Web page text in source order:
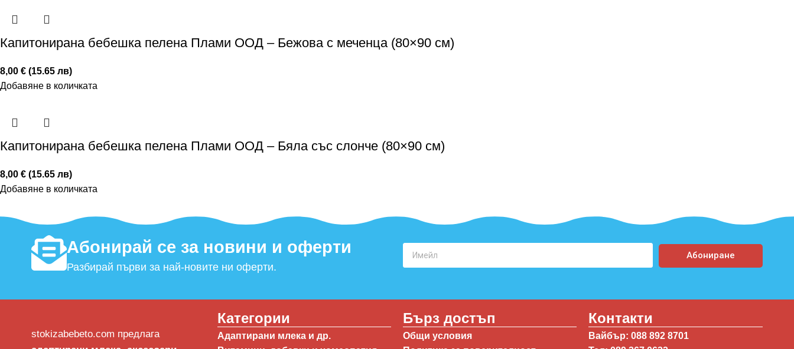
Капитонирана бебешка пелена Плами ООД – Бежова с меченца (80×90 см)
8,00 € (15.65 лв)
Добавяне в количката
Капитонирана бебешка пелена Плами ООД – Бяла със слонче (80×90 см)
8,00 € (15.65 лв)
Добавяне в количката
Абонирай се за новини и оферти​
Разбирай първи за най-новите ни оферти.
Абониране
stokizabebeto.com предлага
Категории
Адаптирани млека и др.
Бърз достъп
Общи условия
Контакти
Вайбър: 088 892 8701